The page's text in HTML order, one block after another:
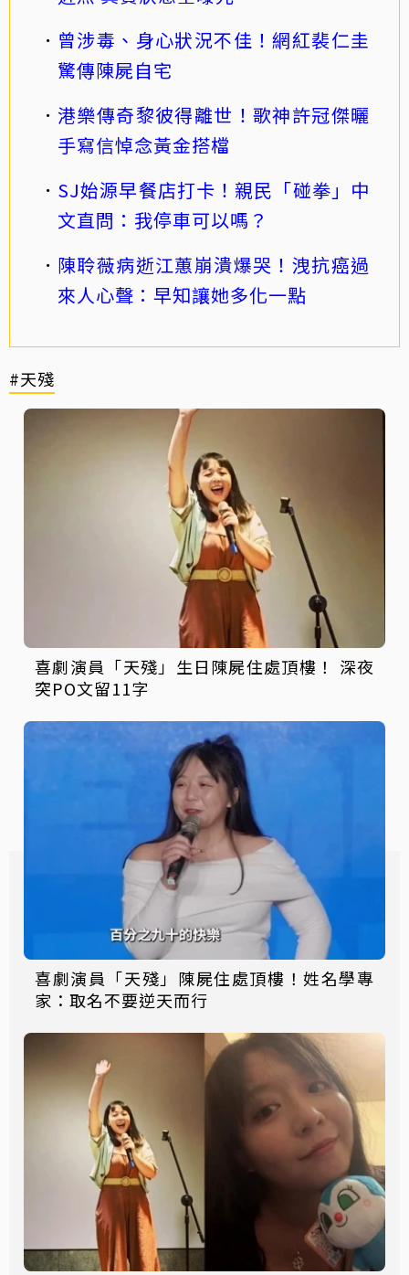
曾涉毒、身心狀況不佳！網紅裴仁圭
驚傳陳屍自宅
港樂傳奇黎彼得離世！歌神許冠傑曬
手寫信悼念黃金搭檔
SJ始源早餐店打卡！親民「碰拳」中
文直問：我停車可以嗎？
陳聆薇病逝江蕙崩潰爆哭！洩抗癌過
來人心聲：早知讓她多化一點
#天殘
喜劇演員「天殘」生日陳屍住處頂樓！ 深夜
突PO文留11字
喜劇演員「天殘」陳屍住處頂樓！姓名學專
家：取名不要逆天而行